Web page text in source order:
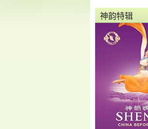
神韵特辑